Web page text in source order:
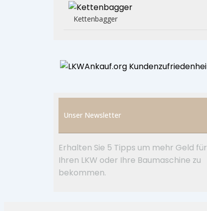
Kettenbagger
Unser Newsletter
Erhalten Sie 5 Tipps um mehr Geld für
Ihren LKW oder Ihre Baumaschine zu
bekommen.